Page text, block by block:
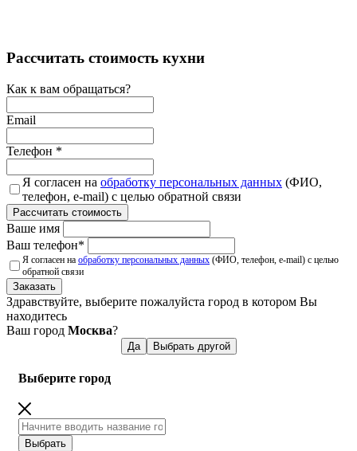
Рассчитать стоимость кухни
Как к вам обращаться?
Email
Телефон *
Я согласен на обработку персональных данных (ФИО,
телефон, e-mail) с целью обратной связи
Рассчитать стоимость
Ваше имя
Ваш телефон*
Я согласен на обработку персональных данных (ФИО, телефон, e-mail) с целью
обратной связи
Заказать
Здравствуйте, выберите пожалуйста город в котором Вы
находитесь
Ваш город Москва?
Да Выбрать другой
Выберите город
Выбрать